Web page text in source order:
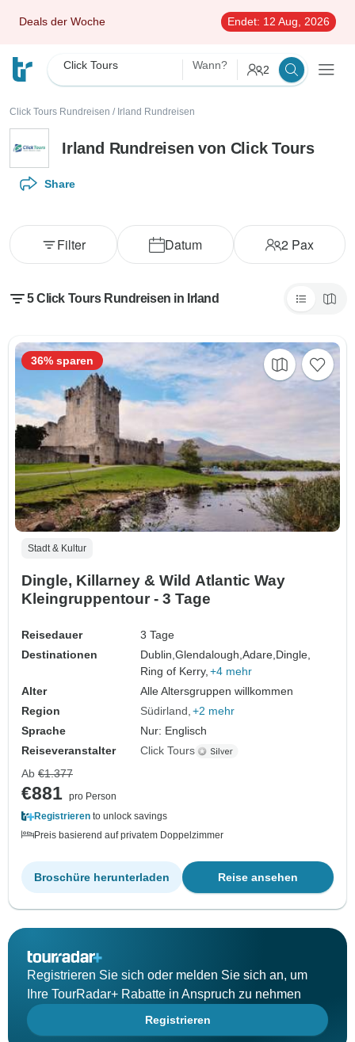
Deals der Woche Endet: 12 Aug, 2026
Click Tours Wann? 2
Click Tours Rundreisen / Irland Rundreisen
Irland Rundreisen von Click Tours
Share
Datum 2 Pax
Filter
5 Click Tours Rundreisen in Irland
Stadt & Kultur
Dingle, Killarney & Wild Atlantic Way
Kleingruppentour - 3 Tage
Reisedauer
3 Tage
Destinationen
Dublin,Glendalough,Adare, Dingle,
Ring of Kerry, +4 mehr
Alter
Alle Altersgruppen willkommen
Region
Südirland +2 mehr
Sprache
Nur: Englisch
Reiseveranstalter
Click Tours
36% sparen
Ab €1.377
€881 pro Person
Registrieren to unlock savings
Preis basierend auf privatem Doppelzimmer
Reise ansehen
Broschüre herunterladen
Registrieren Sie sich oder melden Sie sich an, um
Ihre TourRadar+ Rabatte in Anspruch zu nehmen
Registrieren